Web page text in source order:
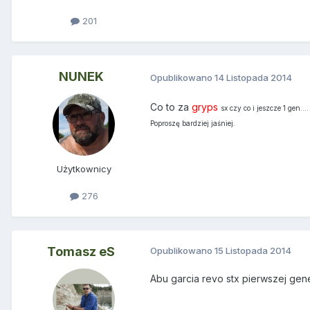
201
NUNEK
Użytkownicy
276
Opublikowano 14 Listopada 2014
Co to za gryps sx czy co i jeszcze 1 gen....
Poproszę bardziej jaśniej.
Tomasz eS Opublikowano 15 Listopada 2014
Abu garcia revo stx pierwszej